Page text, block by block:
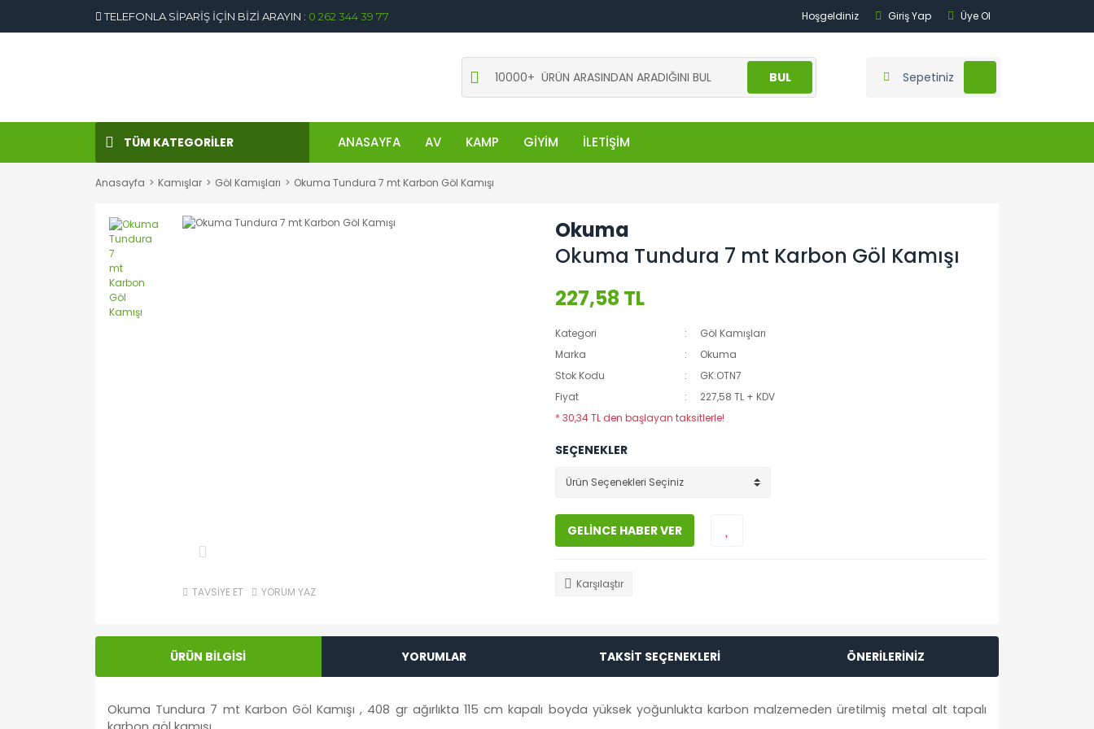
TELEFONLA SİPARİŞ İÇİN BİZİ ARAYIN : 0 262 344 39 77 Hoşgeldiniz Giriş Yap Üye Ol
BUL Sepetiniz
TÜM KATEGORİLER ANASAYFA AV KAMP GİYİM İLETİŞİM
Anasayfa Kamışlar Göl Kamışları Okuma Tundura 7 mt Karbon Göl Kamışı
TAVSİYE ET YORUM YAZ
Okuma
Okuma Tundura 7 mt Karbon Göl Kamışı
227,58 TL
Kategori
Göl Kamışları
Marka
Okuma
Stok Kodu
GK:OTN7
Fiyat
227,58 TL + KDV
* 30,34 TL den başlayan taksitlerle!
SEÇENEKLER
GELİNCE HABER VER
Karşılaştır
ÜRÜN BİLGİSİ YORUMLAR TAKSİT SEÇENEKLERİ ÖNERİLERİNİZ
Okuma Tundura 7 mt Karbon Göl Kamışı , 408 gr ağırlıkta 115 cm kapalı boyda yüksek yoğunlukta karbon malzemeden üretilmiş metal alt tapalı